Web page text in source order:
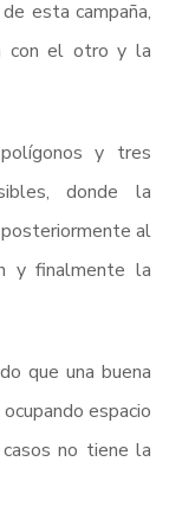
esta campaña,
con el otro y la
y tres
donde la
posteriormente al
y finalmente la
que una buena
espacio
no tiene la